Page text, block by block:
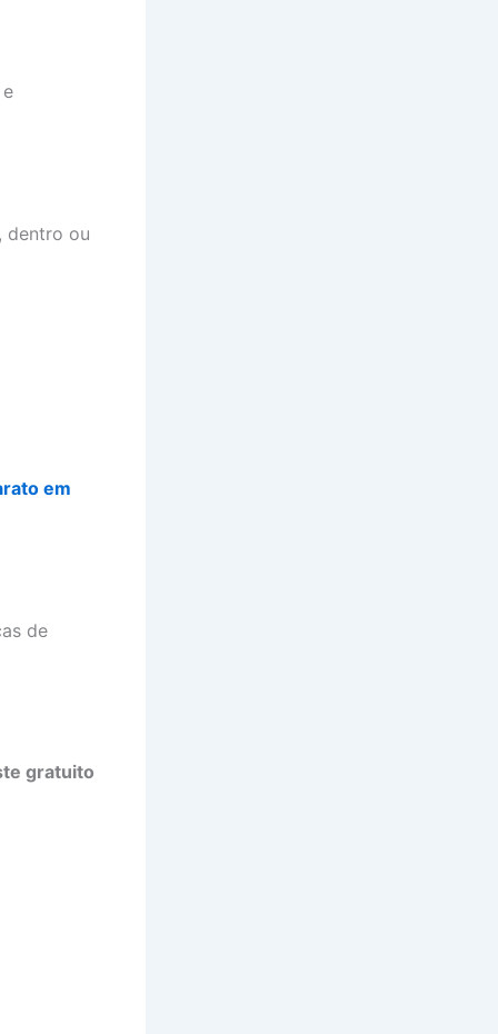
dentro ou
em
de
gratuito